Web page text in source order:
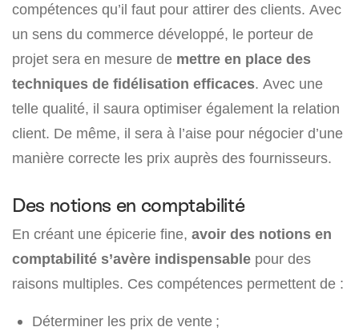
compétences qu’il faut pour attirer des clients. Avec
un sens du commerce développé, le porteur de
projet sera en mesure de mettre en place des
techniques de fidélisation efficaces. Avec une
telle qualité, il saura optimiser également la relation
client. De même, il sera à l’aise pour négocier d’une
manière correcte les prix auprès des fournisseurs.
Des notions en comptabilité
En créant une épicerie fine, avoir des notions en
comptabilité s’avère indispensable pour des
raisons multiples. Ces compétences permettent de :
Déterminer les prix de vente ;